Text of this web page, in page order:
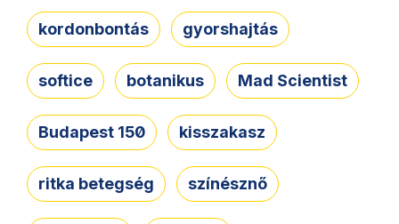
kordonbontás gyorshajtás
softice botanikus Mad Scientist
Budapest 150 kisszakasz
ritka betegség színésznő